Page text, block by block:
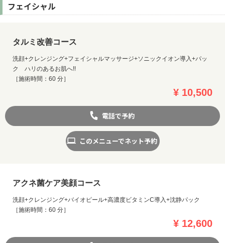
お問い合わせ
フェイシャル
タルミ改善コース
洗顔+クレンジング+フェイシャルマッサージ+ソニックイオン導入+パッ
ク ハリのあるお肌へ!!
［施術時間：60 分］
¥ 10,500
電話で予約
このメニューでネット予約
アクネ菌ケア美顔コース
洗顔+クレンジング+バイオピール+高濃度ビタミンC導入+沈静パック
［施術時間：60 分］
¥ 12,600